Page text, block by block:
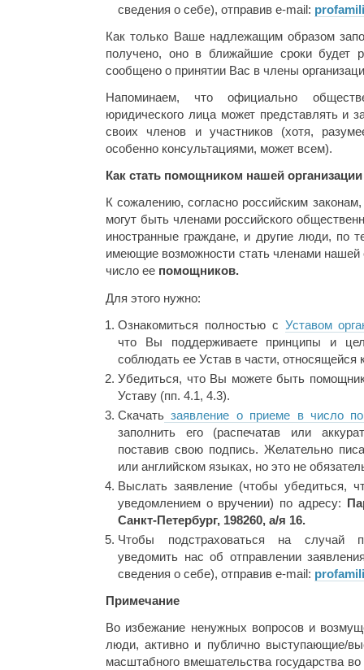
сведения о себе), отправив e-mail:
Как только Ваше надлежащим образом
получено, оно в ближайшие сроки будет
сообщено о принятии Вас в члены
Напоминаем, что официально
юридического лица может представлять и
своих членов и участников (хотя,
особенно консультациями, может всем).
Как стать помощником нашей организации
К сожалению, согласно российским
могут быть членами российского
иностранные граждане, и другие люди, по
имеющие возможности стать членами нашей
число ее помощников.
Для этого нужно:
Ознакомиться полностью с Уставом
что Вы поддерживаете принципы и
соблюдать ее Устав в части, относящейся
Убедиться, что Вы можете быть
Уставу (пп. 4.1, 4.3).
Скачать заявление о приеме в число
заполнить его (распечатав или
поставив свою подпись. Желательно
или английском языках, но это не
Выслать заявление (чтобы убедиться,
уведомлением о вручении) по адресу:
Санкт-Петербург, 198260, а/я 16.
Чтобы подстраховаться на случай
уведомить нас об отправлении
сведения о себе), отправив e-mail:
Примечание
Во избежание ненужных вопросов и
люди, активно и публично выступающие/
масштабного вмешательства государства